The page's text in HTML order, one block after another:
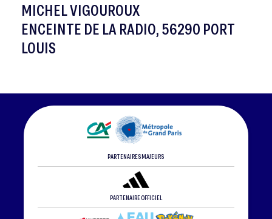
MICHEL VIGOUROUX
ENCEINTE DE LA RADIO, 56290 PORT
LOUIS
PARTENAIRES MAJEURS
PARTENAIRE OFFICIEL